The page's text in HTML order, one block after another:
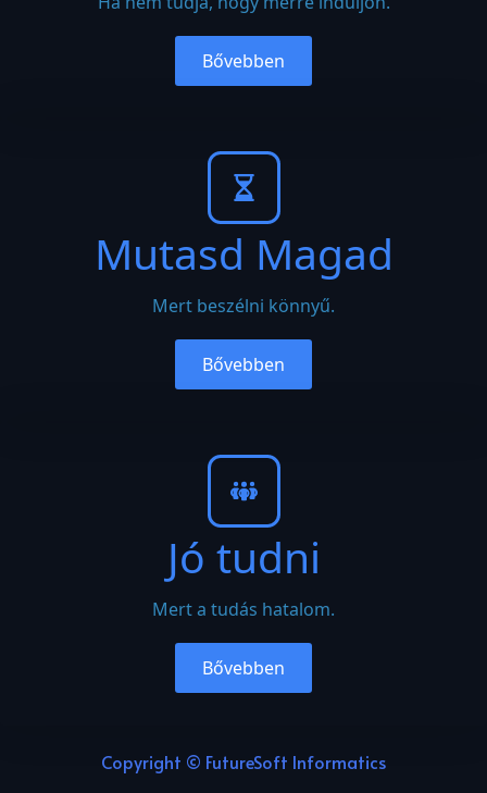
Bővebben
Mutasd Magad
Mert beszélni könnyű.
Bővebben
Jó tudni
Mert a tudás hatalom.
Bővebben
Copyright © FutureSoft Informatics